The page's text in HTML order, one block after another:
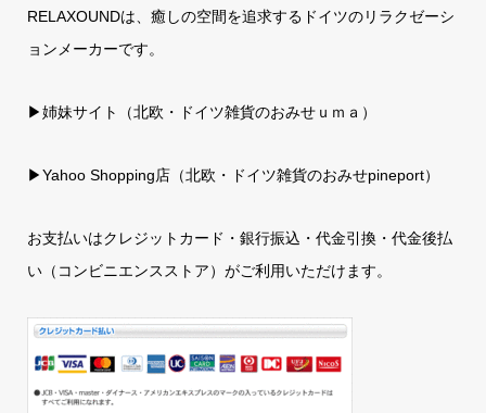
RELAXOUNDは、癒しの空間を追求するドイツのリラクゼーシ
ョンメーカーです。
▶姉妹サイト（北欧・ドイツ雑貨のおみせｕｍａ）
▶Yahoo Shopping店（北欧・ドイツ雑貨のおみせpineport）
お支払いはクレジットカード・銀行振込・代金引換・代金後払
い（コンビニエンスストア）がご利用いただけます。